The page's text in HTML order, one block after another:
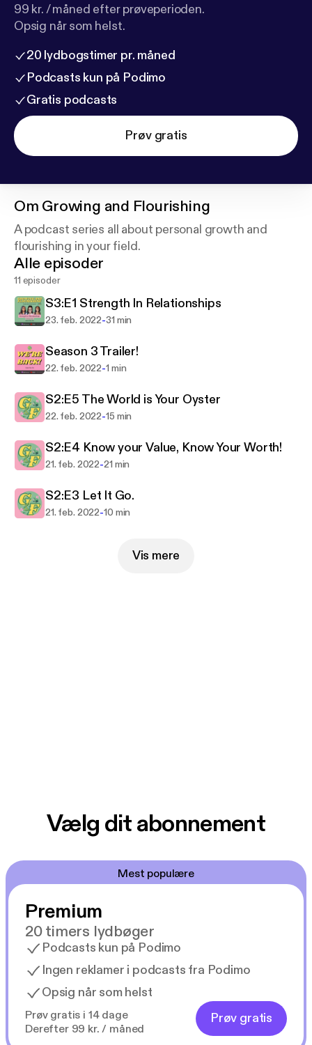
99 kr. / måned efter prøveperioden.
Opsig når som helst.
20 lydbogstimer pr. måned
Podcasts kun på Podimo
Gratis podcasts
Prøv gratis
Om Growing and Flourishing
A podcast series all about personal growth and
flourishing in your field.
Alle episoder
11 episoder
S3:E1 Strength In Relationships
23. feb. 2022-31 min
Season 3 Trailer!
22. feb. 2022-1 min
S2:E5 The World is Your Oyster
22. feb. 2022-15 min
S2:E4 Know your Value, Know Your Worth!
21. feb. 2022-21 min
S2:E3 Let It Go.
21. feb. 2022-10 min
Vis mere
Vælg dit abonnement
Mest populære
Premium
20 timers lydbøger
Podcasts kun på Podimo
Ingen reklamer i podcasts fra Podimo
Opsig når som helst
Prøv gratis i 14 dage
Derefter 99 kr. / måned
Prøv gratis